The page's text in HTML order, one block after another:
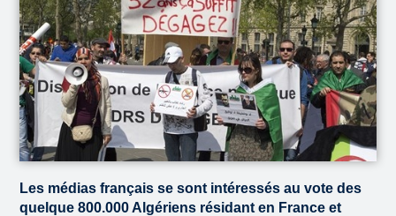
Les médias français se sont intéressés au vote des
quelque 800.000 Algériens résidant en France et